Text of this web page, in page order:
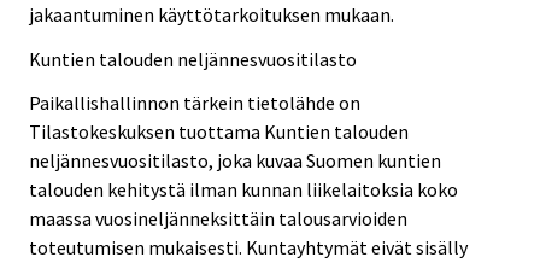
jakaantuminen käyttötarkoituksen mukaan.
Kuntien talouden neljännesvuositilasto
Paikallishallinnon tärkein tietolähde on
Tilastokeskuksen tuottama Kuntien talouden
neljännesvuositilasto, joka kuvaa Suomen kuntien
talouden kehitystä ilman kunnan liikelaitoksia koko
maassa vuosineljänneksittäin talousarvioiden
toteutumisen mukaisesti. Kuntayhtymät eivät sisälly